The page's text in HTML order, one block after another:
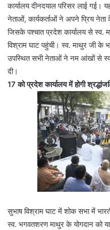
कार्यालय दीनदयाल परिसर लाई गई।
नेताओं, कार्यकर्ताओं ने अपने प्रिय नेता
जिसके पश्चात प्रदेश कार्यालय से स्व.
विश्राम घाट पहुंची। स्व. माथुर जी के
उपस्थित सभी नेताओं ने नम आंखों से
दी।
17 को प्रदेश कार्यालय में होगी
सुभाष विश्राम घाट में शोक सभा में
स्व. भगवतशरण माथुर के योगदान को